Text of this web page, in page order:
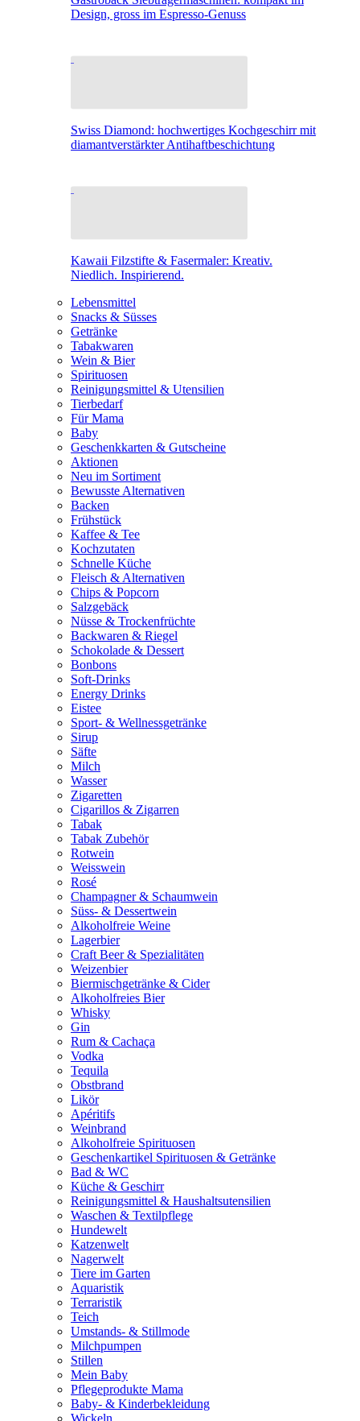
Design, gross im Espresso-Genuss
Swiss Diamond: hochwertiges Kochgeschirr mit
diamantverstärkter Antihaftbeschichtung
Kawaii Filzstifte & Fasermaler: Kreativ.
Niedlich. Inspirierend.
Lebensmittel
Snacks & Süsses
Getränke
Tabakwaren
Wein & Bier
Spirituosen
Reinigungsmittel & Utensilien
Tierbedarf
Für Mama
Baby
Geschenkkarten & Gutscheine
Aktionen
Neu im Sortiment
Bewusste Alternativen
Backen
Frühstück
Kaffee & Tee
Kochzutaten
Schnelle Küche
Fleisch & Alternativen
Chips & Popcorn
Salzgebäck
Nüsse & Trockenfrüchte
Backwaren & Riegel
Schokolade & Dessert
Bonbons
Soft-Drinks
Energy Drinks
Eistee
Sport- & Wellnessgetränke
Sirup
Säfte
Milch
Wasser
Zigaretten
Cigarillos & Zigarren
Tabak
Tabak Zubehör
Rotwein
Weisswein
Rosé
Champagner & Schaumwein
Süss- & Dessertwein
Alkoholfreie Weine
Lagerbier
Craft Beer & Spezialitäten
Weizenbier
Biermischgetränke & Cider
Alkoholfreies Bier
Whisky
Gin
Rum & Cachaça
Vodka
Tequila
Obstbrand
Likör
Apéritifs
Weinbrand
Alkoholfreie Spirituosen
Geschenkartikel Spirituosen & Getränke
Bad & WC
Küche & Geschirr
Reinigungsmittel & Haushaltsutensilien
Waschen & Textilpflege
Hundewelt
Katzenwelt
Nagerwelt
Tiere im Garten
Aquaristik
Terraristik
Teich
Umstands- & Stillmode
Milchpumpen
Stillen
Mein Baby
Pflegeprodukte Mama
Baby- & Kinderbekleidung
Wickeln